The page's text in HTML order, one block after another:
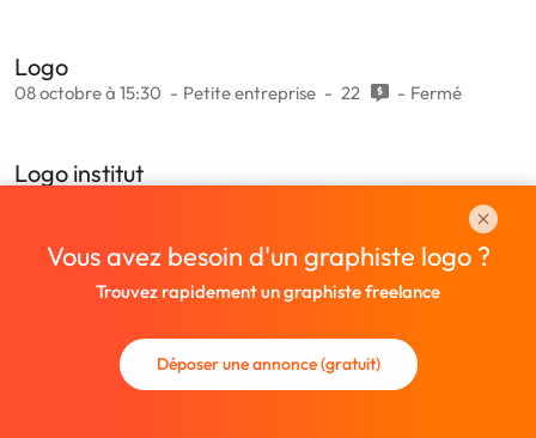
Logo
08 octobre à 15:30 Petite entreprise 22 Fermé
Logo institut
Vous avez besoin d'un graphiste logo ?
Trouvez rapidement un graphiste freelance
Déposer une annonce (gratuit)